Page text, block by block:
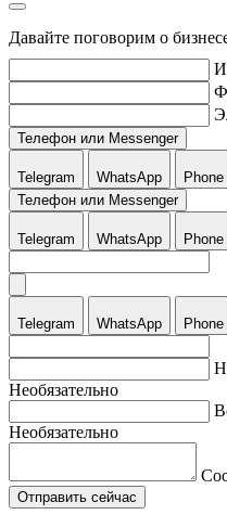
Давайте поговорим о
Телефон или Messenger
Telegram WhatsApp
Phone
Телефон или Messenger
Telegram WhatsApp Phone
Telegram WhatsApp Phone
Необязательно
Необязательно
Отправить сейчас